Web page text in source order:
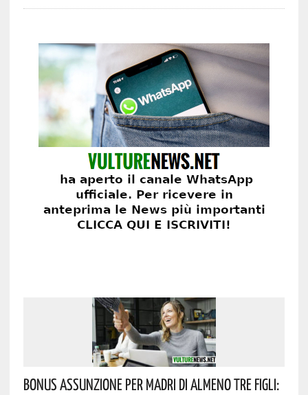
Bonus Assunzione Per Madri Di Almeno Tre Figli: